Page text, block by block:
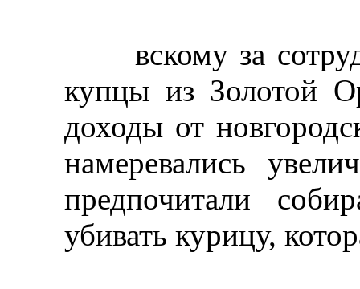
вскому за
купцы из Золотой
доходы от
намеревались
предпочитали
убивать курицу,